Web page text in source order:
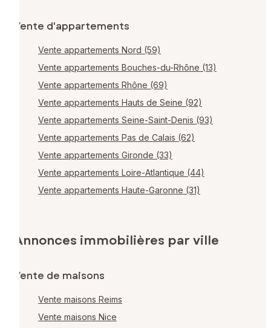
Vente d'appartements
Vente appartements Nord (59)
Vente appartements Bouches-du-Rhône (13)
Vente appartements Rhône (69)
Vente appartements Hauts de Seine (92)
Vente appartements Seine-Saint-Denis (93)
Vente appartements Pas de Calais (62)
Vente appartements Gironde (33)
Vente appartements Loire-Atlantique (44)
Vente appartements Haute-Garonne (31)
Annonces immobilières par ville
Vente de maisons
Vente maisons Reims
Vente maisons Nice